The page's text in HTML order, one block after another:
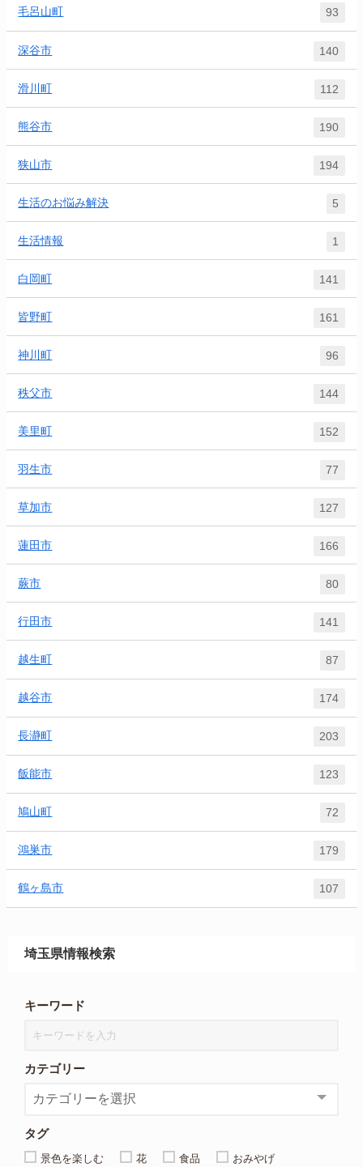
毛呂山町 93
深谷市 140
滑川町 112
熊谷市 190
狭山市 194
生活のお悩み解決 5
生活情報 1
白岡町 141
皆野町 161
神川町 96
秩父市 144
美里町 152
羽生市 77
草加市 127
蓮田市 166
蕨市 80
行田市 141
越生町 87
越谷市 174
長瀞町 203
飯能市 123
鳩山町 72
鴻巣市 179
鶴ヶ島市 107
埼玉県情報検索
キーワード
カテゴリー
タグ
景色を楽しむ 花 食品 おみやげ